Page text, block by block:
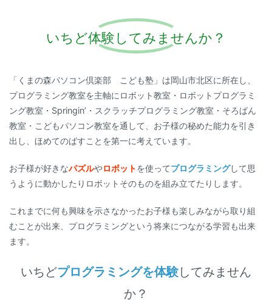
いちど体験してみませんか？
「くまの森パソコン倶楽部 こども塾」は岡山市北区に所在し、
プログラミング教室を主軸にロボット教室・ロボットプログラミ
ング教室・Springin’・スクラッチプログラミング教室・そろばん
教室・こどもパソコン教室を通して、お子様の秘めた能力を引き
出し、ほめてのばすことを第一に考えています。
お子様が好きなパズルやロボットを使ってプログラミングして思
うように動かしたりロボットそのものを組み立てたりします。
これまでに何も興味を示さなかったお子様も楽しみながら取り組
むことが出来、プログラミングという将来につながる学習も出来
ます。
いちどプログラミングを体験してみません
か？